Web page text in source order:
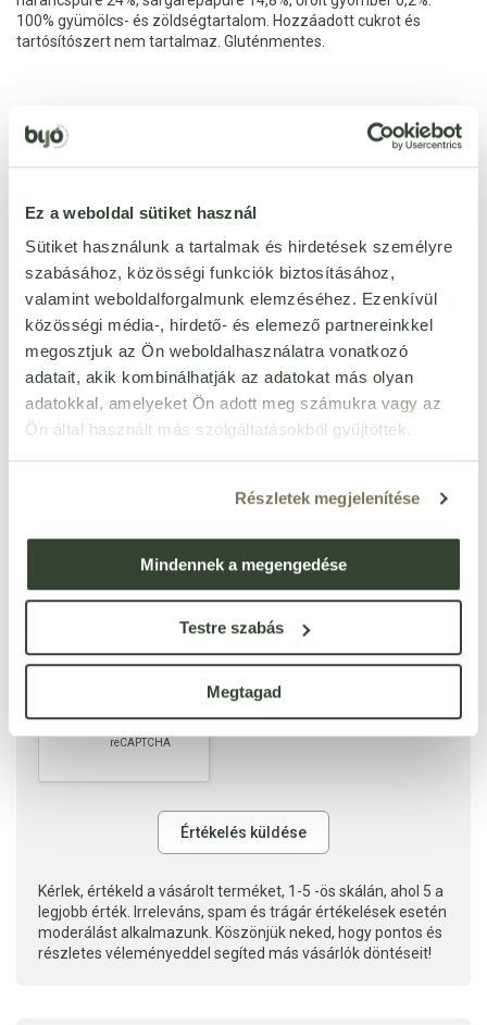
Ez a weboldal sütiket használ
Sütiket használunk a tartalmak és hirdetések személyre
szabásához, közösségi funkciók biztosításához,
valamint weboldalforgalmunk elemzéséhez. Ezenkívül
közösségi média-, hirdető- és elemező partnereinkkel
megosztjuk az Ön weboldalhasználatra vonatkozó
adatait, akik kombinálhatják az adatokat más olyan
adatokkal, amelyeket Ön adott meg számukra vagy az
Ön által használt más szolgáltatásokból gyűjtöttek.
Részletek megjelenítése
Mindennek a megengedése
Testre szabás
Megtagad
100% gyümölcs- és zöldségtartalom. Hozzáadott cukrot és
tartósítószert nem tartalmaz. Gluténmentes.
első!
ÉRTÉKELÉST ÍROK
Ennyi csillagot adok
Kérlek, értékeld a vásárolt terméket, 1-5 -ös skálán, ahol 5 a
legjobb érték. Irreleváns, spam és trágár értékelések esetén
moderálást alkalmazunk. Köszönjük neked, hogy pontos és
részletes véleményeddel segíted más vásárlók döntéseit!